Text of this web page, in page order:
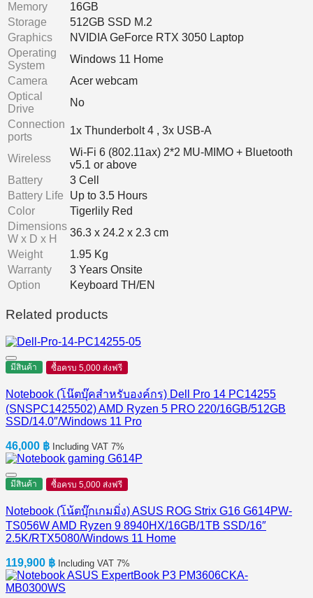
Memory
16GB
Storage
512GB SSD M.2
Graphics
NVIDIA GeForce RTX 3050 Laptop
Operating
System
Windows 11 Home
Camera
Acer webcam
Optical
Drive
No
Connection
ports
1x Thunderbolt 4 , 3x USB-A
Wireless
Wi-Fi 6 (802.11ax) 2*2 MU-MIMO + Bluetooth
v5.1 or above
Battery
3 Cell
Battery Life
Up to 3.5 Hours
Color
Tigerlily Red
Dimensions
W x D x H
36.3 x 24.2 x 2.3 cm
Weight
1.95 Kg
Warranty
3 Years Onsite
Option
Keyboard TH/EN
Related products
มีสินค้า ซื้อครบ 5,000 ส่งฟรี
Notebook (โน๊ตบุ๊คสำหรับองค์กร) Dell Pro 14 PC14255
(SNSPC1425502) AMD Ryzen 5 PRO 220/16GB/512GB
SSD/14.0″/Windows 11 Pro
46,000 ฿ Including VAT 7%
มีสินค้า ซื้อครบ 5,000 ส่งฟรี
Notebook (โน้ตบุ๊กเกมมิ่ง) ASUS ROG Strix G16 G614PW-
TS056W AMD Ryzen 9 8940HX/16GB/1TB SSD/16″
2.5K/RTX5080/Windows 11 Home
119,900 ฿ Including VAT 7%